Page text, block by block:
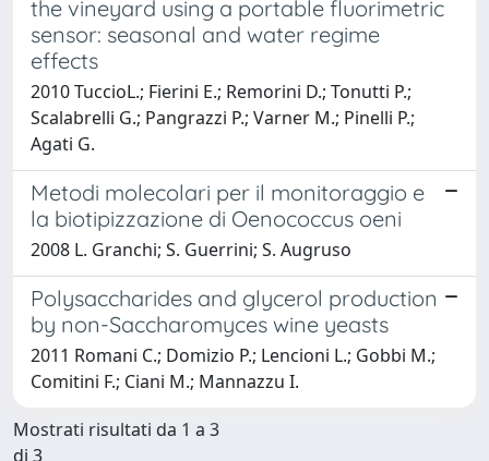
the vineyard using a portable fluorimetric
sensor: seasonal and water regime
effects
2010 TuccioL.; Fierini E.; Remorini D.; Tonutti P.;
Scalabrelli G.; Pangrazzi P.; Varner M.; Pinelli P.;
Agati G.
Metodi molecolari per il monitoraggio e
la biotipizzazione di Oenococcus oeni
2008 L. Granchi; S. Guerrini; S. Augruso
Polysaccharides and glycerol production
by non-Saccharomyces wine yeasts
2011 Romani C.; Domizio P.; Lencioni L.; Gobbi M.;
Comitini F.; Ciani M.; Mannazzu I.
Mostrati risultati da 1 a 3
di 3